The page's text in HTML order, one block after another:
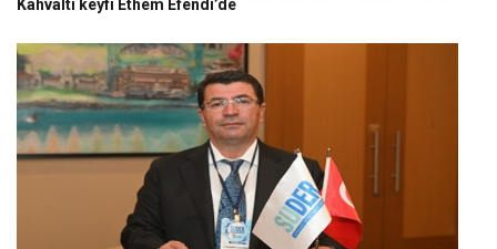
Kahvaltı keyfi Ethem Efendi’de